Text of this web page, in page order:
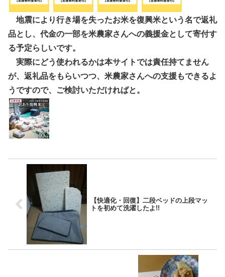
地震により行き場を失ったお米を復興米という名で返礼
品とし、代金の一部を米農家さんへの義援金として寄付す
る予定らしいです。
実際にどう使われるかは本サイトでは責任持てません
が、返礼品をもらいつつ、米農家さんへの支援もできるよ
うですので、ご検討いただければと。
【快適化・回復】二段ベッドの上段マッ
トを初めて洗濯したよ!!